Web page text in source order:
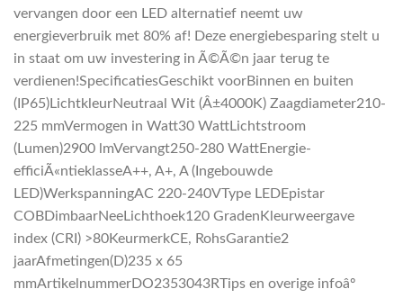
vervangen door een LED alternatief neemt uw
energieverbruik met 80% af! Deze energiebesparing stelt u
in staat om uw investering in Ã©Ã©n jaar terug te
verdienen!SpecificatiesGeschikt voorBinnen en buiten
(IP65)LichtkleurNeutraal Wit (Â±4000K) Zaagdiameter210-
225 mmVermogen in Watt30 WattLichtstroom
(Lumen)2900 lmVervangt250-280 WattEnergie-
efficiÃ«ntieklasseA++, A+, A (Ingebouwde
LED)WerkspanningAC 220-240VType LEDEpistar
COBDimbaarNeeLichthoek120 GradenKleurweergave
index (CRI) >80KeurmerkCE, RohsGarantie2
jaarAfmetingen(D)235 x 65
mmArtikelnummerDO2353043RTips en overige infoâº